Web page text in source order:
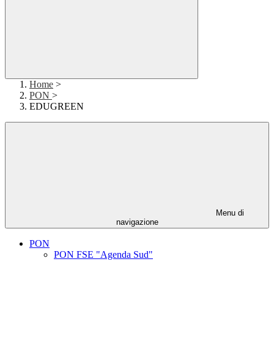
Home >
PON >
EDUGREEN
Menu di
navigazione
PON
PON FSE "Agenda Sud"